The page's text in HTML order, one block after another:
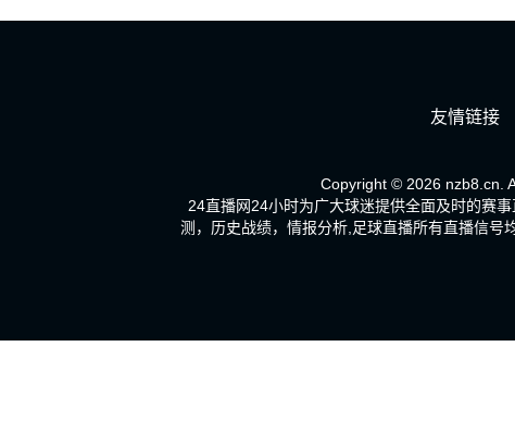
友情链接
Copyright © 2026 nzb8.cn.
24直播网24小时为广大球迷提供全面及时的赛
测，历史战绩，情报分析,足球直播所有直播信号